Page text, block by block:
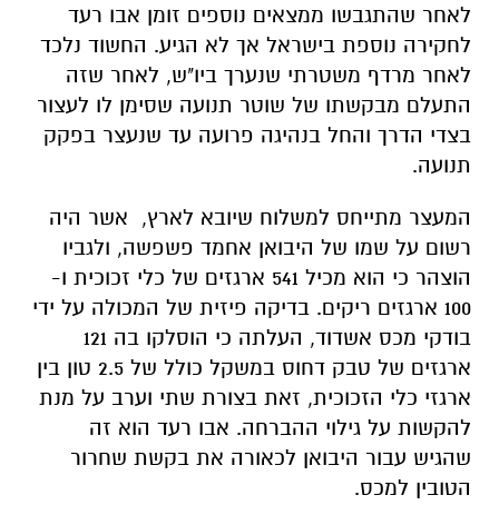
לאחר שהתגבשו ממצאים נוספים זומן אבו רעד
לחקירה נוספת בישראל אך לא הגיע. החשוד נלכד
לאחר מרדף משטרתי שנערך ביו"ש, לאחר שזה
התעלם מבקשתו של שוטר תנועה שסימן לו לעצור
בצדי הדרך והחל בנהיגה פרועה עד שנעצר בפקק
תנועה.
המעצר מתייחס למשלוח שיובא לארץ, אשר היה
רשום על שמו של היבואן אחמד פשפשה, ולגביו
הוצהר כי הוא מכיל 541 ארגזים של כלי זכוכית ו-
100 ארגזים ריקים. בדיקה פיזית של המכולה על ידי
בודקי מכס אשדוד, העלתה כי הוסלקו בה 121
ארגזים של טבק דחוס במשקל כולל של 2.5 טון בין
ארגזי כלי הזכוכית, זאת בצורת שתי וערב על מנת
להקשות על גילוי ההברחה. אבו רעד הוא זה
שהגיש עבור היבואן לכאורה את בקשת שחרור
הטובין למכס.